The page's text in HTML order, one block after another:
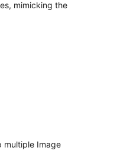
mimicking the
multiple Image